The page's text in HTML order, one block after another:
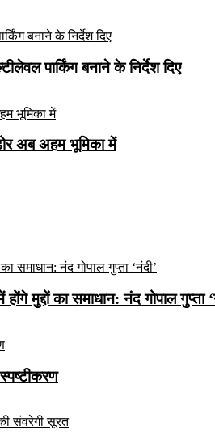
पार्किंग बनाने के निर्देश दिए
अब अहम भूमिका में
मुद्दों का समाधान: नंद गोपाल गुप्ता